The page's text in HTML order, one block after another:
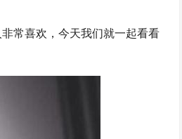
常喜欢，今天我们就一起看看